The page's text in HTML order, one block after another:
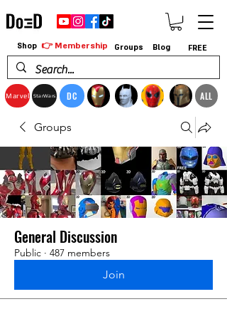
Marvel StarWars DC ALL
Shop 👉 Membership Groups Blog FREE
Groups
General Discussion
Public · 487 members
Join